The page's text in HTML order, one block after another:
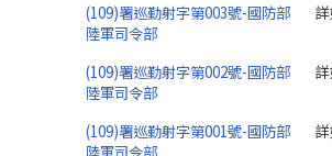
(109)署巡勤射字第003號-國防部
陸軍司令部
(109)署巡勤射字第002號-國防部
陸軍司令部
(109)署巡勤射字第001號-國防部
陸軍司令部